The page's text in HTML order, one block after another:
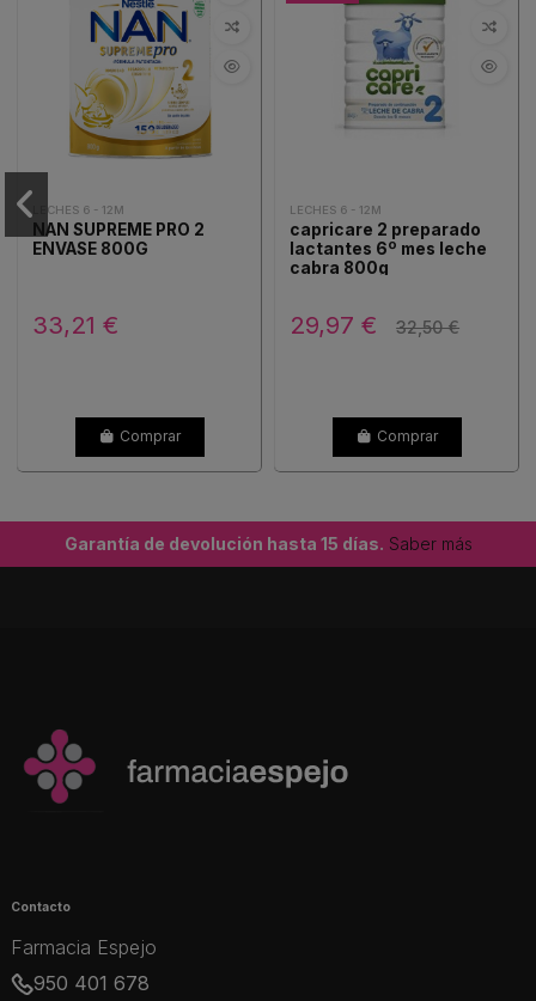
LECHES 6 - 12M
NAN SUPREME PRO 2
ENVASE 800G
33,21 €
Comprar
LECHES 6 - 12M
capricare 2 preparado
lactantes 6º mes leche
cabra 800g
29,97 € 32,50 €
Comprar
Garantía de devolución hasta 15 días. Saber más
Contacto
Farmacia Espejo
950 401 678